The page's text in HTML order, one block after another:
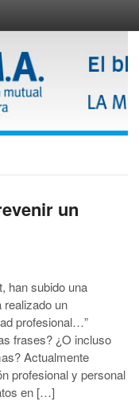
un
han subido una
realizado un
profesional…”
frases? ¿O incluso
Actualmente
profesional y personal
en […]